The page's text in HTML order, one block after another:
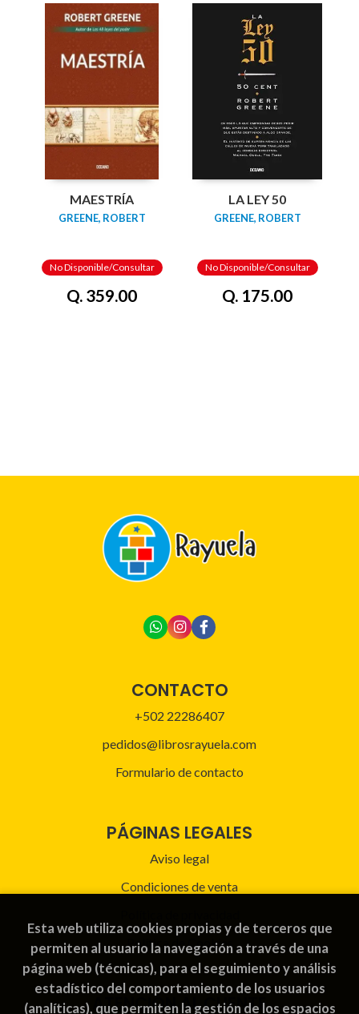
MAESTRÍA
GREENE, ROBERT
No Disponible/Consultar
Q. 359.00
LA LEY 50
GREENE, ROBERT
No Disponible/Consultar
Q. 175.00
CONTACTO
+502 22286407
pedidos@librosrayuela.com
Formulario de contacto
PÁGINAS LEGALES
Aviso legal
Condiciones de venta
Política de Cookies
ATENCIÓN AL CLIENTE
Esta web utiliza cookies propias y de terceros que
permiten al usuario la navegación a través de una
página web (técnicas), para el seguimiento y análisis
estadístico del comportamiento de los usuarios
(analíticas), que permiten la gestión de los espacios